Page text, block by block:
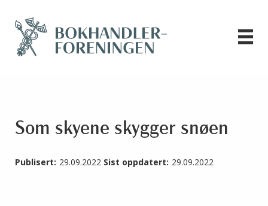
Som skyene skygger snøen
Publisert: 29.09.2022 Sist oppdatert: 29.09.2022